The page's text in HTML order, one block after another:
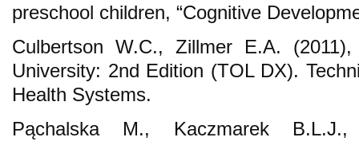
preschool children, “Cognitive
Culbertson W.C., Zillmer E.A.
University: 2nd Edition (TOL DX).
Health Systems.
Pąchalska M., Kaczmarek